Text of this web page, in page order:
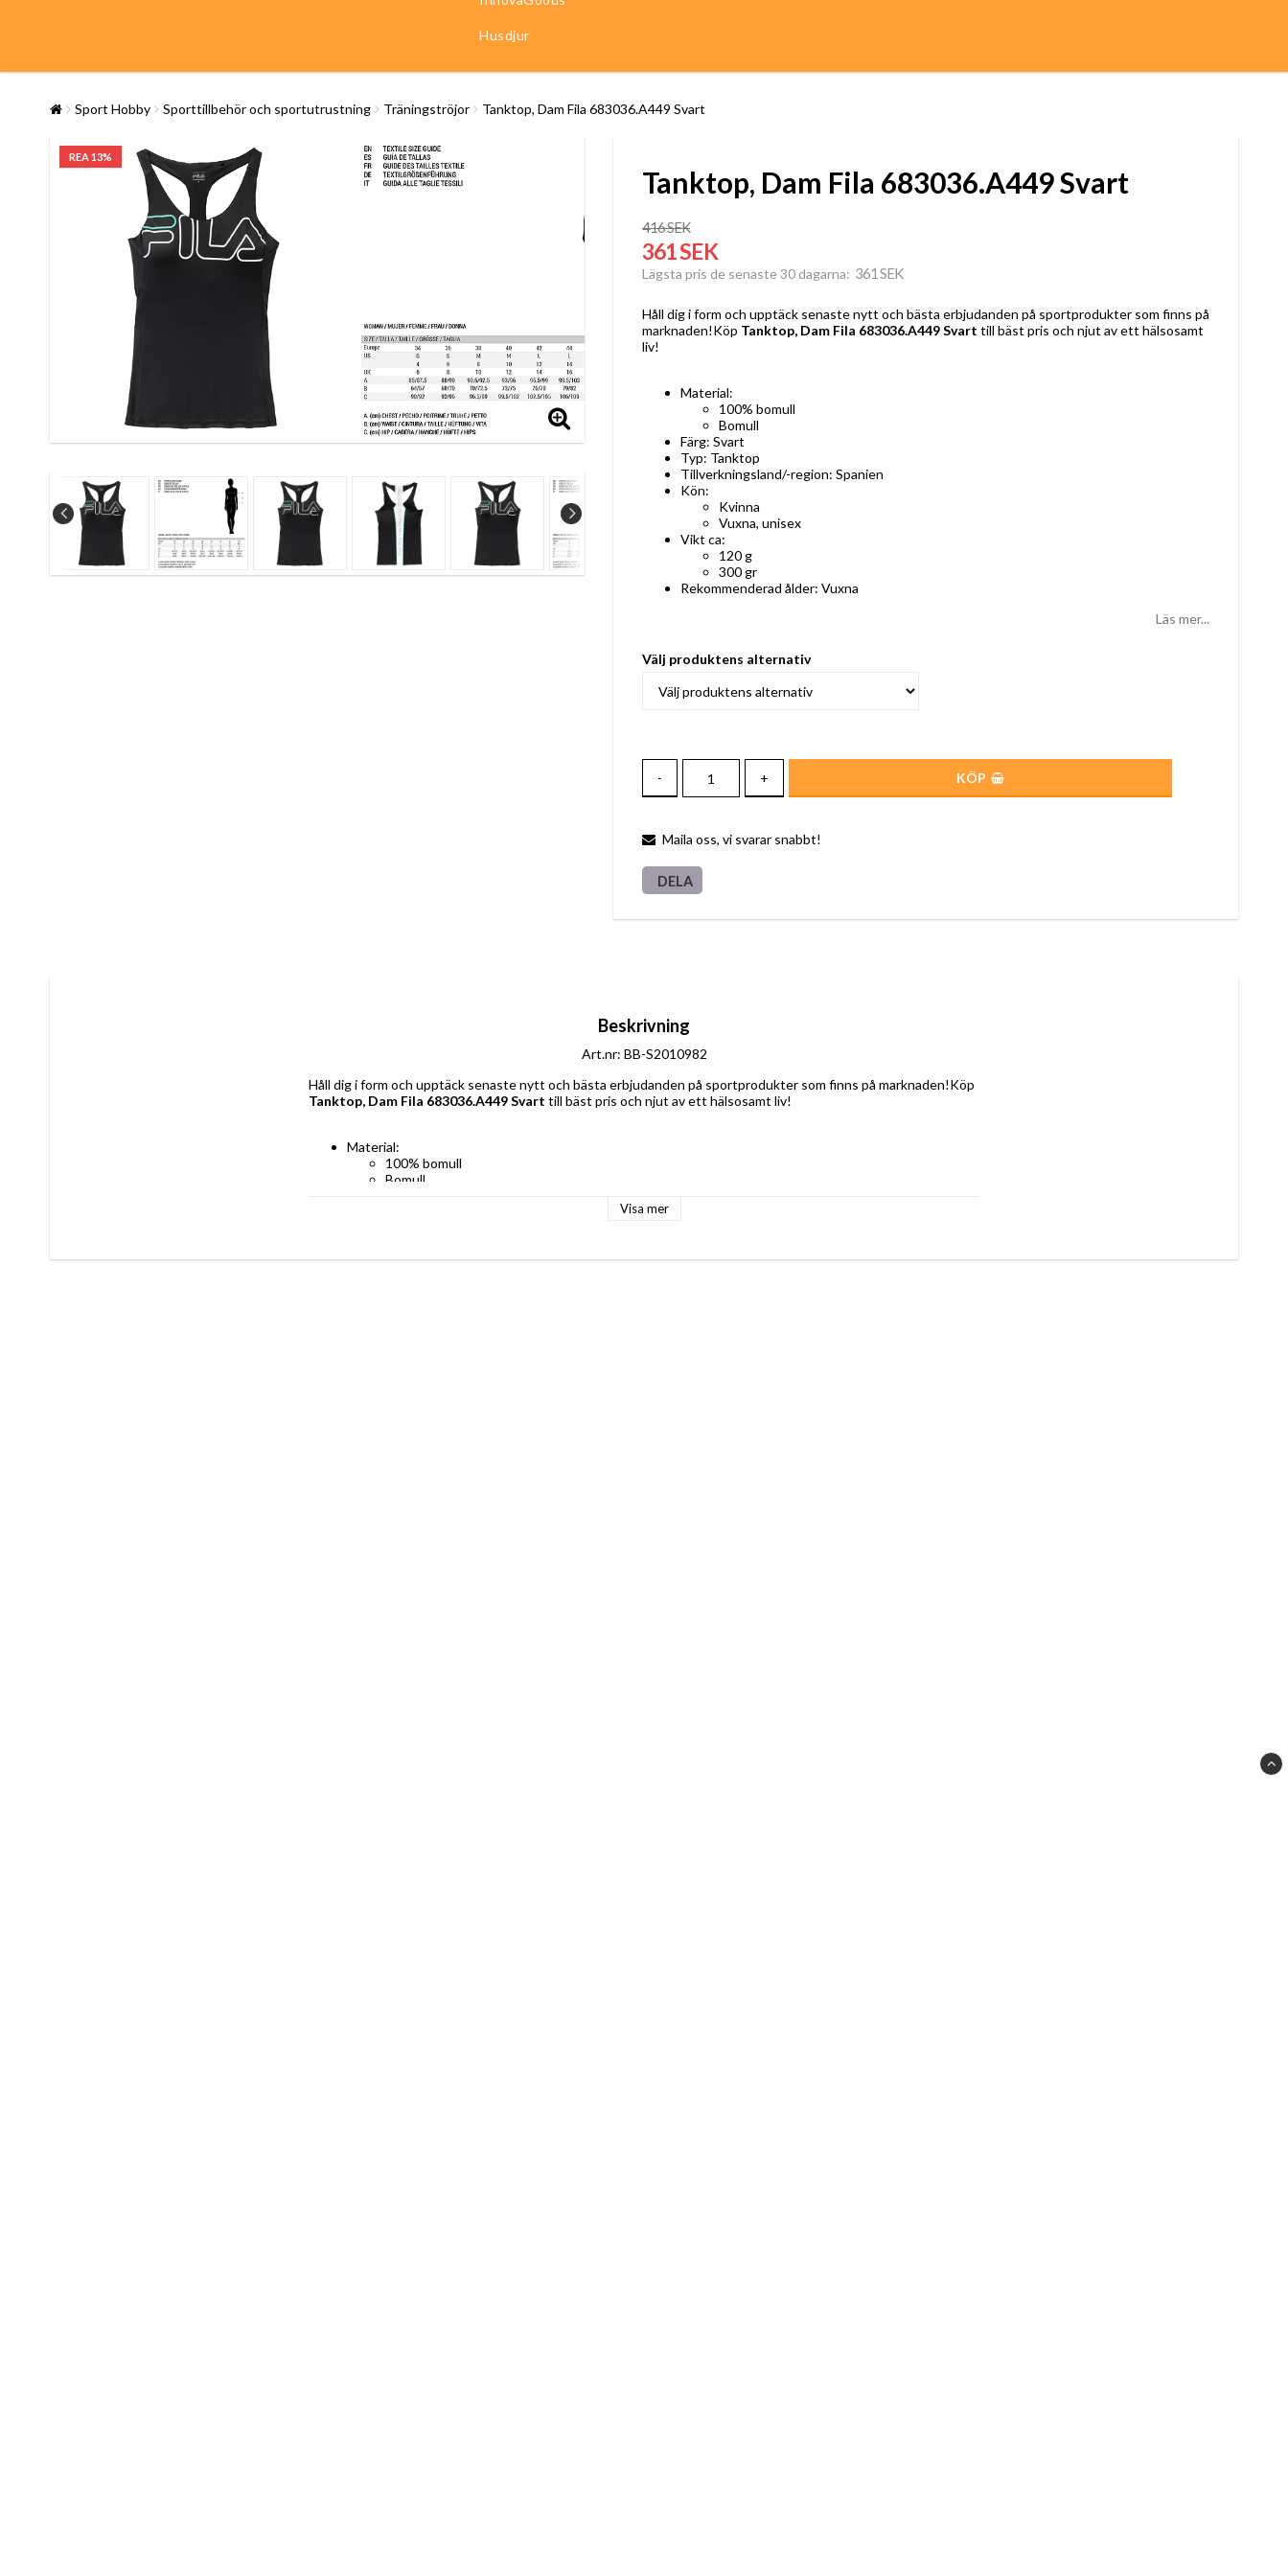
Husdjur
Sport Hobby Sporttillbehör och sportutrustning Träningströjor Tanktop, Dam Fila 683036.A449 Svart
REA 13%
Tanktop, Dam Fila 683036.A449 Svart
416 SEK
361 SEK
Lägsta pris de senaste 30 dagarna 361 SEK
Håll dig i form och upptäck senaste nytt och bästa erbjudanden på sportprodukter som finns på
marknaden!Köp Tanktop, Dam Fila 683036.A449 Svart till bäst pris och njut av ett hälsosamt
liv!
Material:
100% bomull
Bomull
Färg: Svart
Typ: Tanktop
Tillverkningsland/-region: Spanien
Kön:
Kvinna
Vuxna, unisex
Vikt ca:
120 g
300 gr
Rekommenderad ålder: Vuxna
Läs mer...
Välj produktens alternativ
- + KÖP
Maila oss, vi svarar snabbt!
DELA
Beskrivning
Art.nr: BB-S2010982
Tanktop, Dam Fila 683036.A449 Svart till bäst pris och njut av ett hälsosamt liv!
Material:
100% bomull
Bomull
Kvinna
Visa mer